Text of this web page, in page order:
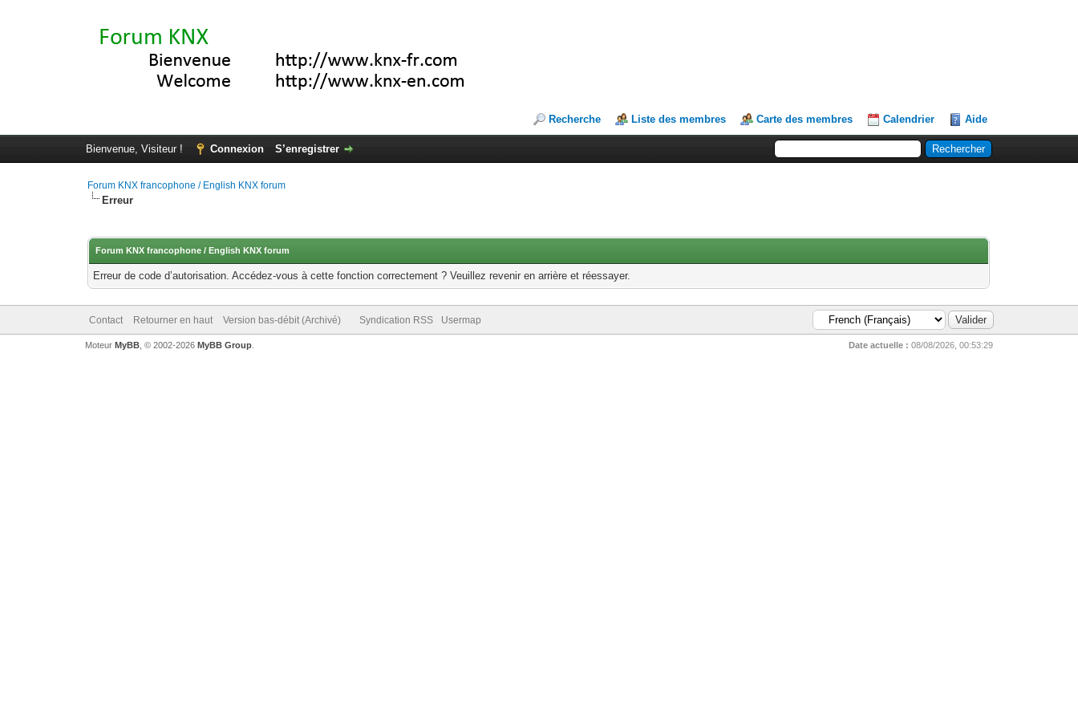
Recherche Liste des membres Carte des membres Calendrier Aide
Bienvenue, Visiteur ! Connexion S’enregistrer
Forum KNX francophone / English KNX forum
Erreur
Forum KNX francophone / English KNX forum
Erreur de code d’autorisation. Accédez-vous à cette fonction correctement ? Veuillez revenir en arrière et réessayer.
Contact Retourner en haut Version bas-débit (Archivé) Syndication RSS Usermap
Date actuelle : 08/08/2026, 00:53:29
Moteur MyBB, © 2002-2026 MyBB Group.